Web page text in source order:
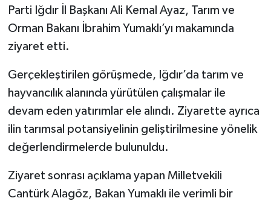
Parti Iğdır İl Başkanı Ali Kemal Ayaz, Tarım ve
Orman Bakanı İbrahim Yumaklı’yı makamında
ziyaret etti.
Gerçekleştirilen görüşmede, Iğdır’da tarım ve
hayvancılık alanında yürütülen çalışmalar ile
devam eden yatırımlar ele alındı. Ziyarette ayrıca
ilin tarımsal potansiyelinin geliştirilmesine yönelik
değerlendirmelerde bulunuldu.
Ziyaret sonrası açıklama yapan Milletvekili
Cantürk Alagöz, Bakan Yumaklı ile verimli bir